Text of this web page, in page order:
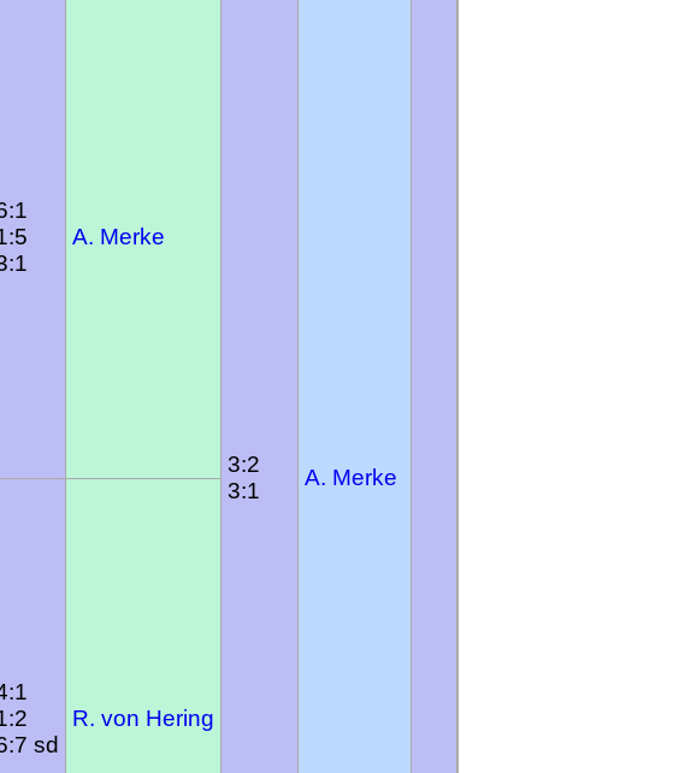
A. Merke
3:2
3:1
A. Merke
sd
R. von Hering